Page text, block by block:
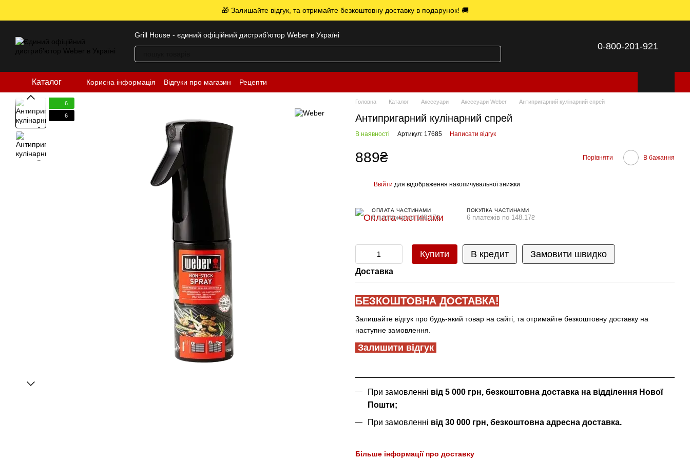
🎁 Залишайте відгук, та отримайте безкоштовну доставку в подарунок! 🚚
Grill House - єдиний офіційний дистрибʼютор Weber в Україні
0-800-201-921
Каталог Корисна інформація Відгуки про магазин Рецепти
6
6
Головна Каталог Аксесуари Аксесуари Weber Антипригарний кулінарний спрей
Антипригарний кулінарний спрей
В наявності Артикул: 17685 Написати відгук
889₴ Порівняти В бажання
Ввійти для відображення накопичувальної знижки
ОПЛАТА ЧАСТИНАМИ
6 платежів по 148.17₴
ПОКУПКА ЧАСТИНАМИ
6 платежів по 148.17₴
Купити В кредит Замовити швидко
Доставка
БЕЗКОШТОВНА ДОСТАВКА!
Залишайте відгук про будь-який товар на сайті, та отримайте безкоштовну доставку на
наступне замовлення.
Залишити відгук
При замовленні від 5 000 грн, безкоштовна доставка на відділення Нової
Пошти;
При замовленні від 30 000 грн, безкоштовна адресна доставка.
Більше інформації про доставку